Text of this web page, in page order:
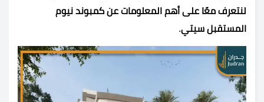
لنتعرف معًا على أهم المعلومات عن كمبوند نيوم
المستقبل سيتي.